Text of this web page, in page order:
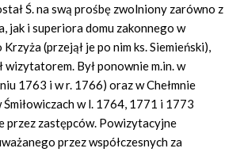
Ś. na swą prośbę zwolniony zarówno z
jak i superiora domu zakonnego w
(przejął je po nim ks. Siemieński),
wizytatorem. Był ponownie m.in. w
1763 i w r. 1766) oraz w Chełmnie
w l. 1764, 1771 i 1773
przez zastępców. Powizytacyjne
przez współczesnych za